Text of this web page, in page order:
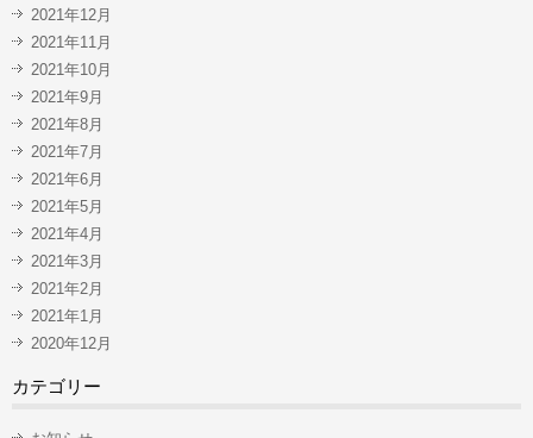
2021年12月
2021年11月
2021年10月
2021年9月
2021年8月
2021年7月
2021年6月
2021年5月
2021年4月
2021年3月
2021年2月
2021年1月
2020年12月
カテゴリー